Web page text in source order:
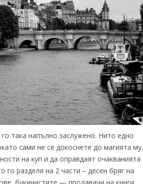
така напълно заслужено. Нито едно
сами не се докоснете до магията му.
на куп и да оправдаят очакванията
разделя на 2 части – десен бряг на